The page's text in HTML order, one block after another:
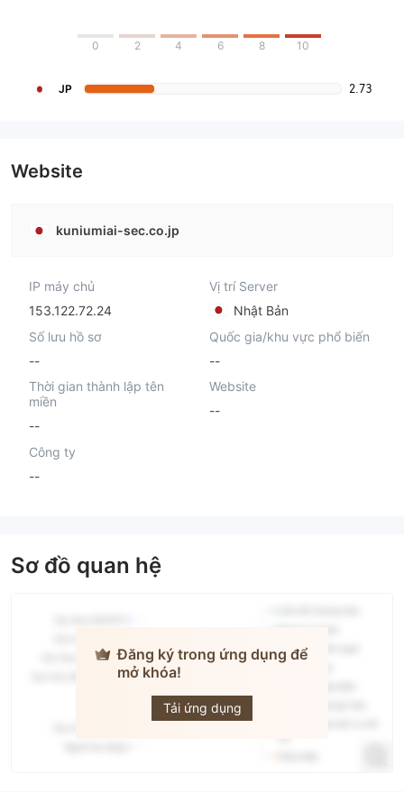
0 2 4 6 8 10
JP 2.73
Website
kuniumiai-sec.co.jp
IP máy chủ
153.122.72.24
Vị trí Server
Nhật Bản
Số lưu hồ sơ
--
Quốc gia/khu vực phổ biến
--
Thời gian thành lập tên
miền
--
Website
--
Công ty
--
Sơ đồ quan hệ
Đăng ký trong ứng dụng để
mở khóa!
Tải ứng dụng
Kuni Umi AI